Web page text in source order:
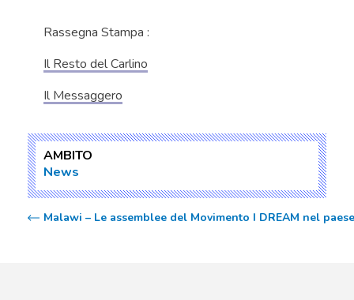
Rassegna Stampa :
Il Resto del Carlino
Il Messaggero
AMBITO
News
Malawi – Le assemblee del Movimento I DREAM nel paese